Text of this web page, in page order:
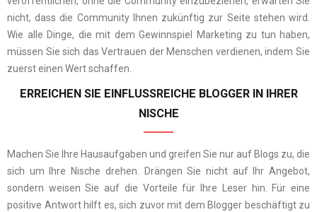
nicht, dass die Community Ihnen zukünftig zur Seite stehen wird.
Wie alle Dinge, die mit dem Gewinnspiel Marketing zu tun haben,
müssen Sie sich das Vertrauen der Menschen verdienen, indem Sie
zuerst einen Wert schaffen.
ERREICHEN SIE EINFLUSSREICHE BLOGGER IN IHRER
NISCHE
Machen Sie Ihre Hausaufgaben und greifen Sie nur auf Blogs zu, die
sich um Ihre Nische drehen. Drängen Sie nicht auf Ihr Angebot,
sondern weisen Sie auf die Vorteile für Ihre Leser hin. Für eine
positive Antwort hilft es, sich zuvor mit dem Blogger beschäftigt zu